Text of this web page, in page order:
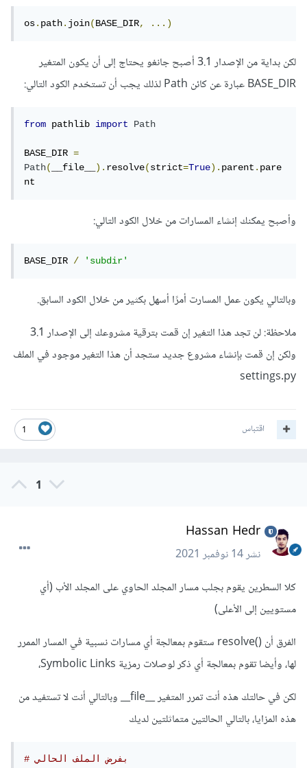
os.path.join(BASE_DIR, ...)
لكن بداية من الإصدار 3.1 أصبح جانغو يحتاج إلى أن يكون المتغير
BASE_DIR عبارة عن كائن Path لذلك يجب أن تستخدم الكود التالي:
from pathlib import Path
BASE_DIR =
Path( __file__).resolve(strict=True).parent.pare
nt
وأصبح يمكنك إنشاء المسارات من خلال الكود التالي:
BASE_DIR / 'subdir'
وبالتالي يكون عمل المسارت أمرًا أسهل بكثير من خلال الكود السابق.
ملاحظة: لن تجد هذا التغير إن قمت بترقية مشروعك إلى الإصدار 3.1
ولكن إن قمت بإنشاء مشروع جديد ستجد أن هذا التغير موجود في الملف
settings.py
1 اقتباس
1
Hassan Hedr
نشر14 نوفمبر 2021
كلا السطرين يقوم بجلب مسار المجلد الحاوي على المجلد الأب (أي
مستويين إلى الأعلى)
الفرق أن ()resolve ستقوم بمعالجة أي مسارات نسبية في المسار الممرر
لها، وأيضا تقوم بمعالجة أي ذكر لوصلات رمزية Symbolic Links،
لكن في حالتك هذه أنت تمرر المتغير __file__ وبالتالي أنت لا تستفيد من
هذه المزايا، بالتالي الحالتين متماثلتين لديك
# بفرض الملف الحالي